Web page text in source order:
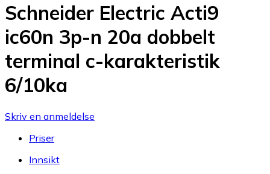
Schneider Electric Acti9
ic60n 3p-n 20a dobbelt
terminal c-karakteristik
6/10ka
Skriv en anmeldelse
Priser
Innsikt